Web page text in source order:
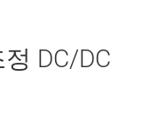
DC/DC